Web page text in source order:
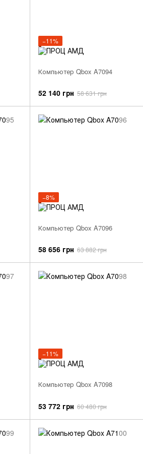
−11%
Компьютер Qbox A7094
52 140 грн 58 631 грн
−8%
Компьютер Qbox A7096
58 656 грн 63 882 грн
−11%
Компьютер Qbox A7098
53 772 грн 60 480 грн